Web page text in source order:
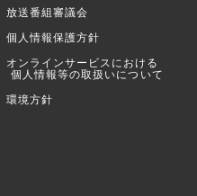
放送番組審議会
個人情報保護方針
オンラインサービスにおける
個人情報等の取扱いについて
環境方針